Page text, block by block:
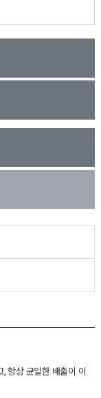
항상 균일한 배출이 이